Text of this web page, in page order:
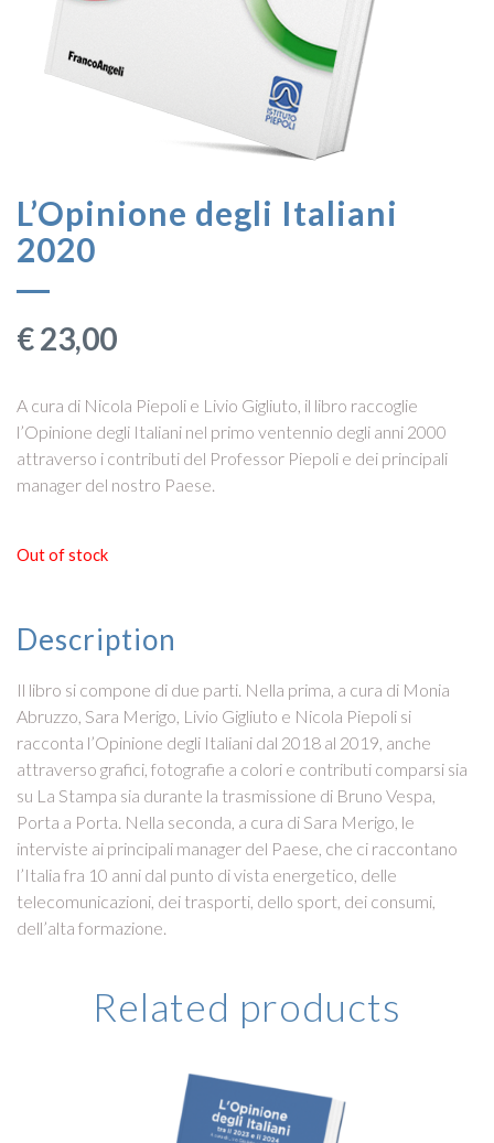
L’Opinione degli Italiani
2020
€23,00
A cura di Nicola Piepoli e Livio Gigliuto, il libro raccoglie
l’Opinione degli Italiani nel primo ventennio degli anni 2000
attraverso i contributi del Professor Piepoli e dei principali
manager del nostro Paese.
Out of stock
Description
Il libro si compone di due parti. Nella prima, a cura di Monia
Abruzzo, Sara Merigo, Livio Gigliuto e Nicola Piepoli si
racconta l’Opinione degli Italiani dal 2018 al 2019, anche
attraverso grafici, fotografie a colori e contributi comparsi sia
su La Stampa sia durante la trasmissione di Bruno Vespa,
Porta a Porta. Nella seconda, a cura di Sara Merigo, le
interviste ai principali manager del Paese, che ci raccontano
l’Italia fra 10 anni dal punto di vista energetico, delle
telecomunicazioni, dei trasporti, dello sport, dei consumi,
dell’alta formazione.
Related products